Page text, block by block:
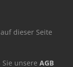
dieser Seite
unsere AGB